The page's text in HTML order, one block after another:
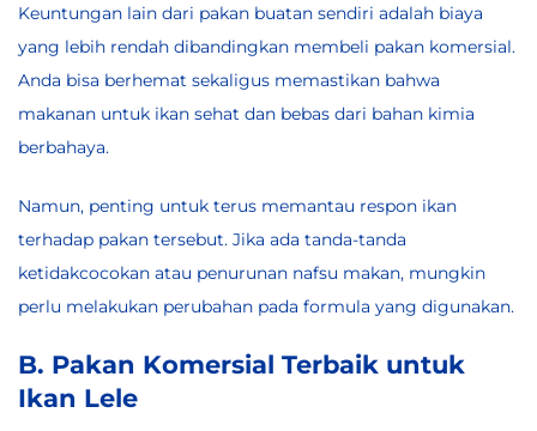
Keuntungan lain dari pakan buatan sendiri adalah biaya
yang lebih rendah dibandingkan membeli pakan komersial.
Anda bisa berhemat sekaligus memastikan bahwa
makanan untuk ikan sehat dan bebas dari bahan kimia
berbahaya.
Namun, penting untuk terus memantau respon ikan
terhadap pakan tersebut. Jika ada tanda-tanda
ketidakcocokan atau penurunan nafsu makan, mungkin
perlu melakukan perubahan pada formula yang digunakan.
B. Pakan Komersial Terbaik untuk
Ikan Lele